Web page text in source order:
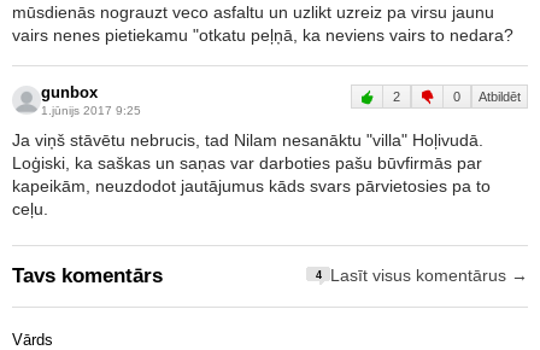
mūsdienās nograuzt veco asfaltu un uzlikt uzreiz pa virsu jaunu
vairs nenes pietiekamu "otkatu peļņā, ka neviens vairs to nedara?
gunbox
1.jūnijs 2017 9:25
2 0 Atbildēt
Ja viņš stāvētu nebrucis, tad Nilam nesanāktu "villa" Hoļivudā.
Loģiski, ka saškas un saņas var darboties pašu būvfirmās par
kapeikām, neuzdodot jautājumus kāds svars pārvietosies pa to
ceļu.
Tavs komentārs 4 Lasīt visus komentārus →
Vārds